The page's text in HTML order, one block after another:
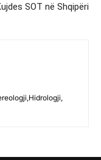
SOT në Shqipëri